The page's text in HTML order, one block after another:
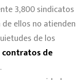
3,800 sindicatos
ellos no atienden
de los
contratos de
.